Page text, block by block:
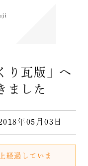
り瓦版」へ
ました
年05月03日
経過していま